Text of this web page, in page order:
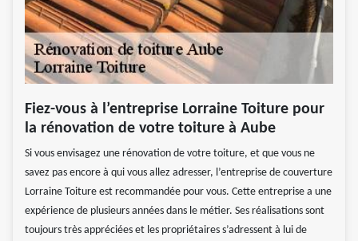
Fiez-vous à l’entreprise Lorraine Toiture pour
la rénovation de votre toiture à Aube
Si vous envisagez une rénovation de votre toiture, et que vous ne
savez pas encore à qui vous allez adresser, l’entreprise de couverture
Lorraine Toiture est recommandée pour vous. Cette entreprise a une
expérience de plusieurs années dans le métier. Ses réalisations sont
toujours très appréciées et les propriétaires s’adressent à lui de